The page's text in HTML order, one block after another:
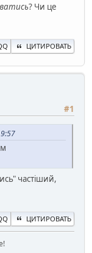
? Чи це
ЦИТИРОВАТЬ
#1
частіший,
ЦИТИРОВАТЬ